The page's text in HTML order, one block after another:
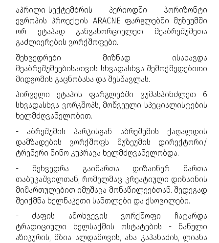
აპრილი-სექტემბრის პერიოდში ჰორიზონტი
ევროპის პროექტის ARACNE ფარგლებში მუზეუმში
ორ ეტაპად განვახორციელეთ მეაბრეშუმეთა
გაძლიერების ვორქშოფები.
შეხვედრები მიზნად ისახავდა
მეაბრეშუმეებისათვის სხვადასხვა შემოქმედებითი
მიდგომის გაცნობასა და შესწავლას.
პირველი ეტაპის ფარგლებში ვუმასპინძლეთ 6
სხვადასხვა ვორკშოპს, მოწვეული სპეციალისტების
ხელმძღვანელობით.
- აბრეშუმის პარკისგან აბრეშუმის ქაღალდის
დამზადების ვორქშოფს მუზეუმის დირექტორი/
ტრენერი ნინო კუპრავა ხელმძღვანელობდა.
- შეხვედრა გაიმართა დიზაინერ მართა
თაბუკაშვილთან, რომელმაც კრეატიული დიზაინის
მიმართულებით იმუშავა მონაწილეებთან. შედეგად
შეიქმნა ხელნაკეთი სანთლები და ქსოვილები.
- ძაფის ამოხვევის ვორქშოფი ჩატარდა
ტრადიციული ხელსაქმის ოსტატების - ნანული
აზიკურის, მზია ალდამოვის, ანა კაპანაძის, ლიანა